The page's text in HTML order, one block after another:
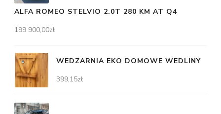
ALFA ROMEO STELVIO 2.0T 280 KM AT Q4
199 900,00zł
WEDZARNIA EKO DOMOWE WEDLINY
399,15zł